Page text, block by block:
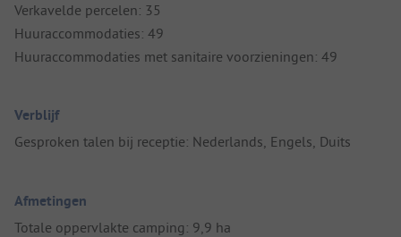
Verkavelde percelen: 35
Huuraccommodaties: 49
Huuraccommodaties met sanitaire voorzieningen: 49
Verblijf
Gesproken talen bij receptie: Nederlands, Engels, Duits
Afmetingen
Totale oppervlakte camping: 9,9 ha